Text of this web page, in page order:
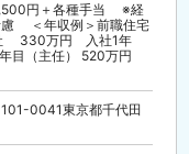
円＋各種手当 ※経
慮 ＜年収例＞前職住宅
330万円 入社1年
（主任） 520万円
101-0041東京都千代田